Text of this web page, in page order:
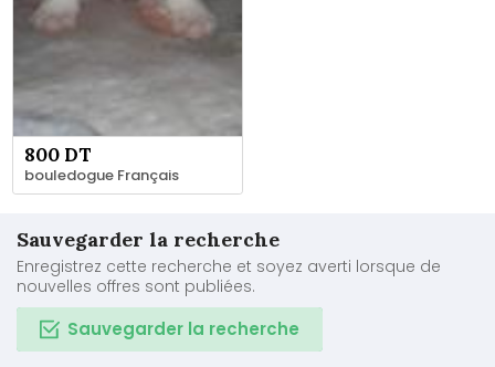
800 DT
bouledogue Français
Sauvegarder la recherche
Enregistrez cette recherche et soyez averti lorsque de
nouvelles offres sont publiées.
Sauvegarder la recherche